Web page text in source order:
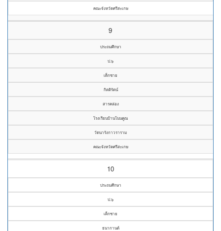
คณะจังหวัดศรีสะเกษ
9
ประถมศึกษา
ป.๖
เด็กชาย
กิตติรัตน์
สารคล่อง
โรงเรียนบ้านโนนคูณ
วัดนารังกาวราราม
คณะจังหวัดศรีสะเกษ
10
ประถมศึกษา
ป.๖
เด็กชาย
ธนากานต์